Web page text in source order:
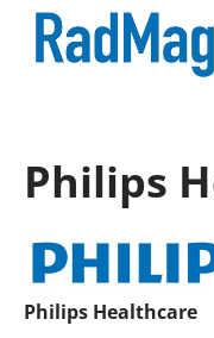
Philips
Philips Healthcare